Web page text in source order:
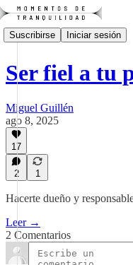
Suscribirse Iniciar sesión
Ser fiel a tu
Miguel Guillén
ago 8, 2025
17
2 1
Hacerte dueño y
Leer →
2 Comentarios